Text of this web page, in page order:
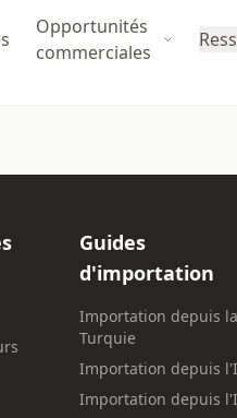
Opportunités
commerciales
Guides
d'importation
Importation depuis la
Turquie
Importation depuis
Importation depuis